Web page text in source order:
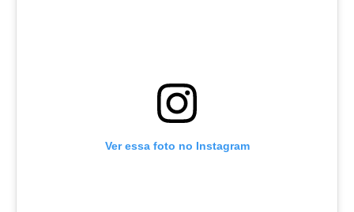
Ver essa foto no Instagram